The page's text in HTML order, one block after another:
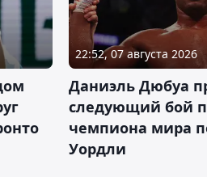
22:52, 07 августа 2026
Даниэль Дюбуа
следующий бой
чемпиона мира
Уордли